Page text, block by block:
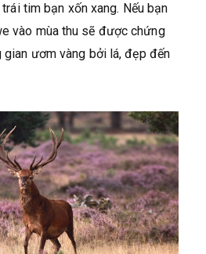
tim bạn xốn xang. Nếu bạn
vào mùa thu sẽ được chứng
gian ươm vàng bởi lá, đẹp đến